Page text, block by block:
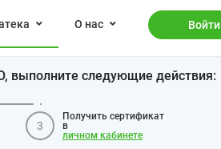
О нас Войти
выполните следующие действия:
3
Получить сертификат
в
личном кабинете